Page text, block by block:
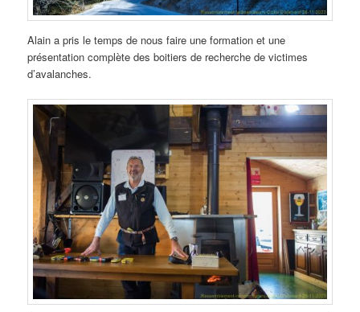
Alain a pris le temps de nous faire une formation et une
présentation complète des boitiers de recherche de victimes
d’avalanches.